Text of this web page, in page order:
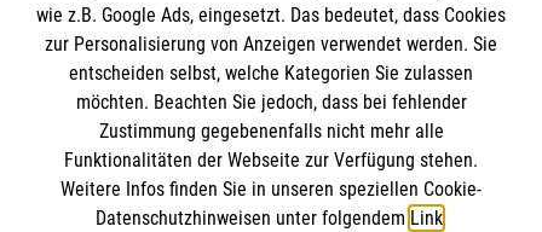
Jetzt anmelden >
Menschen mit Demenz verstehen
und begleiten
wie z.B. Google Ads, eingesetzt. Das bedeutet, dass Cookies
zur Personalisierung von Anzeigen verwendet werden. Sie
entscheiden selbst, welche Kategorien Sie zulassen
möchten. Beachten Sie jedoch, dass bei fehlender
Zustimmung gegebenenfalls nicht mehr alle
Funktionalitäten der Webseite zur Verfügung stehen.
Weitere Infos finden Sie in unseren speziellen Cookie-
Datenschutzhinweisen unter folgendem Link.